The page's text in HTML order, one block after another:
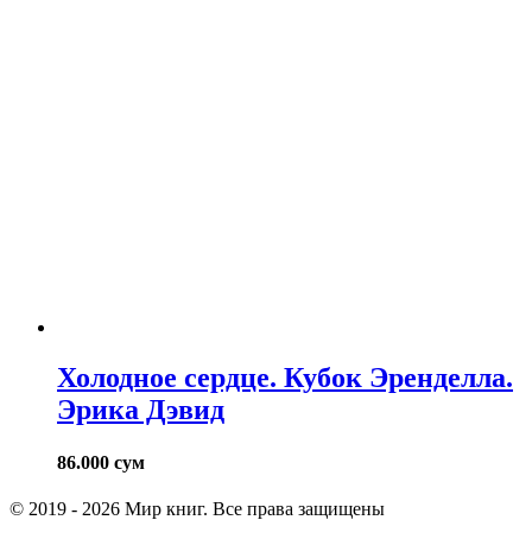
Холодное сердце. Кубок Эренделла.
Эрика Дэвид
86.000 сум
© 2019 - 2026 Мир книг. Все права защищены